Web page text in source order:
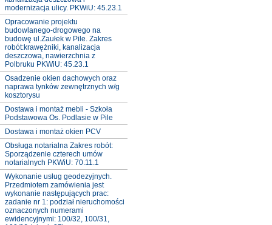
modernizacja ulicy. PKWiU: 45.23.1
Opracowanie projektu
budowlanego-drogowego na
budowę ul.Zaułek w Pile. Zakres
robót:krawężniki, kanalizacja
deszczowa, nawierzchnia z
Polbruku PKWiU: 45.23.1
Osadzenie okien dachowych oraz
naprawa tynków zewnętrznych w/g
kosztorysu
Dostawa i montaż mebli - Szkoła
Podstawowa Os. Podlasie w Pile
Dostawa i montaż okien PCV
Obsługa notarialna Zakres robót:
Sporządzenie czterech umów
notarialnych PKWiU: 70.11.1
Wykonanie usług geodezyjnych.
Przedmiotem zamówienia jest
wykonanie następujących prac:
zadanie nr 1: podział nieruchomości
oznaczonych numerami
ewidencyjnymi: 100/32, 100/31,